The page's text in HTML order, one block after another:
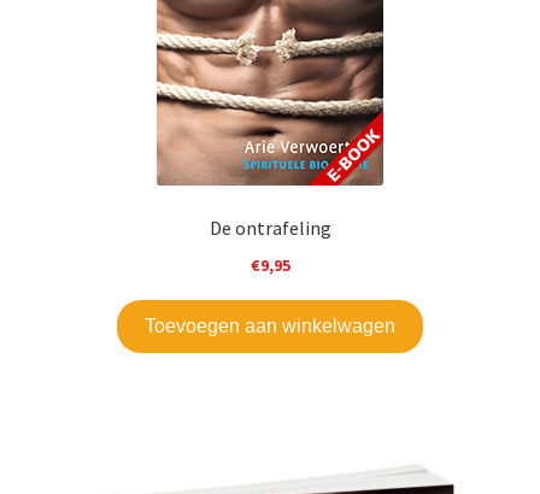
De ontrafeling
€9,95
Toevoegen aan winkelwagen